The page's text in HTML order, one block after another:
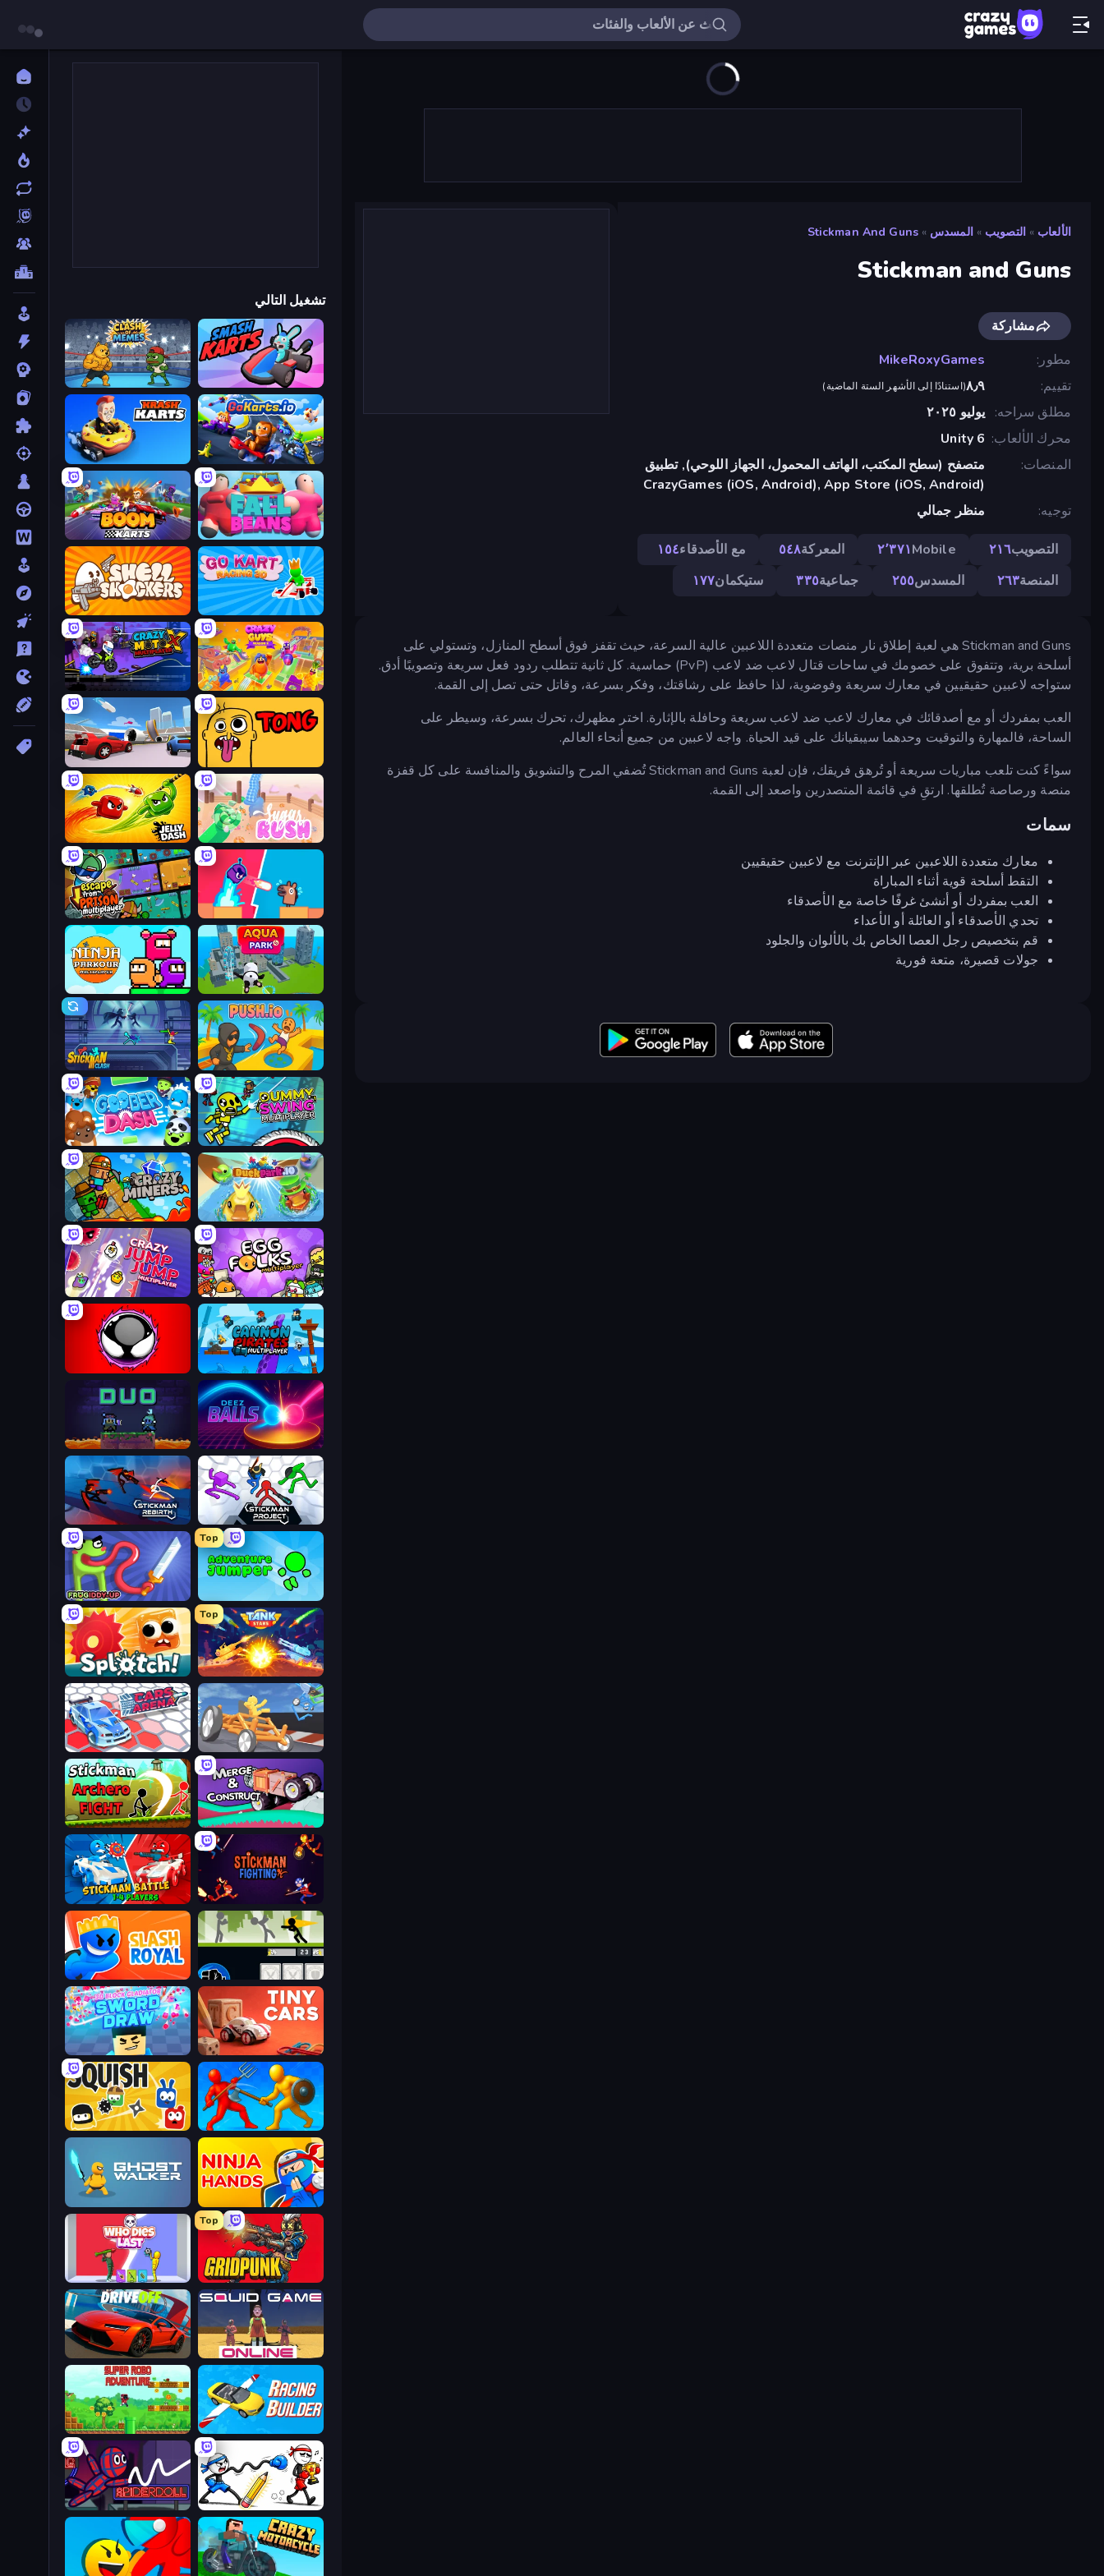
الألعاب » التصويب » المسدس »
Stickman And Guns
Stickman and Guns
مشاركة
مطور
MikeRoxyGames
تقييم
٨٫٩(استنادًا إلى الأشهر الستة الماضية)
مطلق سراحه
يوليو ٢٠٢٥
محرك الألعاب Unity 6
المنصات
متصفح (سطح المكتب، الهاتف المحمول، الجهاز اللوحي), تطبيق
CrazyGames (iOS, Android), App Store (iOS, Android)
توجيه
منظر جمالي
التصويب٢١٦ Mobile٢٬٣٧١ المعركة٥٤٨ مع الأصدقاء١٥٤
المنصة٢٦٣ المسدس٢٥٥ جماعية٣٣٥ ستيكمان١٧٧
Stickman and Guns هي لعبة إطلاق نار منصات متعددة اللاعبين عالية السرعة، حيث تقفز فوق أسطح المنازل، وتستولي على
أسلحة برية، وتتفوق على خصومك في ساحات قتال لاعب ضد لاعب (PvP) حماسية. كل ثانية تتطلب ردود فعل سريعة وتصويبًا أدق.
ستواجه لاعبين حقيقيين في معارك سريعة وفوضوية، لذا حافظ على رشاقتك، وفكر بسرعة، وقاتل حتى تصل إلى القمة.
العب بمفردك أو مع أصدقائك في معارك لاعب ضد لاعب سريعة وحافلة بالإثارة. اختر مظهرك، تحرك بسرعة، وسيطر على
الساحة، فالمهارة والتوقيت وحدهما سيبقيانك على قيد الحياة. واجه لاعبين من جميع أنحاء العالم.
سواءً كنت تلعب مباريات سريعة أو تُرهق فريقك، فإن لعبة Stickman and Guns تُضفي المرح والتشويق والمنافسة على كل قفزة
منصة ورصاصة تُطلقها. ارتقِ في قائمة المتصدرين واصعد إلى القمة.
سمات
معارك متعددة اللاعبين عبر الإنترنت مع لاعبين حقيقيين
التقط أسلحة قوية أثناء المباراة
العب بمفردك أو أنشئ غرفًا خاصة مع الأصدقاء
تحدي الأصدقاء أو العائلة أو الأعداء
قم بتخصيص رجل العصا الخاص بك بالألوان والجلود
جولات قصيرة، متعة فورية
تشغيل التالي
Smash Karts
Clash of Memes
GoKarts.io
Krash Karts
Fall Beans
Boom Karts
Go Kart Racing 3D
Shell Shockers
Crazy Guys
Crazy MotoX Multiplayer
Tong
DashCraft.io
Sugar Rush
Jelly Dash
Boom Slingers ReBoom
Escape From Prison Multiplayer
Aquapark.io
Ninja Parkour Multiplayer
Push.io
Stickman Clash
Crazy Dummy Swing Multiplayer
Goober Dash
DuckPark.io
Crazy Miners
Egg Folks Multiplayer
Crazy Jump Jump Multiplayer
Cannon Pirates Multiplayer
Splatmans
Deez Balls
Duo
Stickman Project
Stickman Rebirth
Top
Adventure Jumper
Frogiddy
Top
Tank Stars
Splotch!
Draw Crash Race
Cars Arena
Merge & Construct
Stickman Archero Fight
Stickman Fighting: Super War
Stickman battle 1-4 Players
Stickman Fighter: Mega Brawl
Slash Royal
Tiny Cars
Epic Sword Battle! Fight in Arena
Squish
Ninja Hands
Ghost Walker
Top
Gridpunk - 3v3 Battle Royale
Who Dies Last?
Squid Game Online
DriveOff
Racing Builder
Super Robo - Adventure
Doodle Smash
SpiderDoll